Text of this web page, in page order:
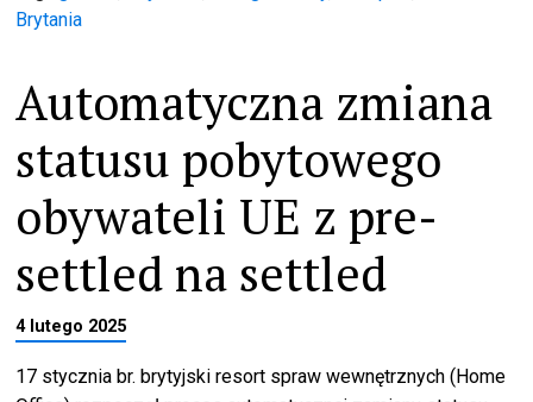
Brytania
Automatyczna zmiana
statusu pobytowego
obywateli UE z pre-
settled na settled
4 lutego 2025
17 stycznia br. brytyjski resort spraw wewnętrznych (Home